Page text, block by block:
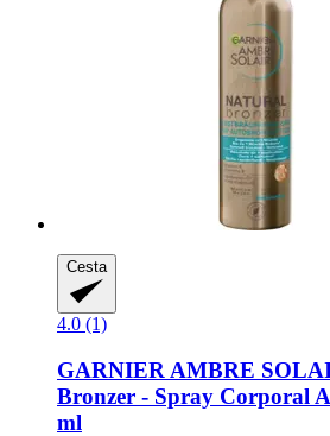
Cesta
4.0 (1)
GARNIER AMBRE
Bronzer -​ Spray Corporal
ml